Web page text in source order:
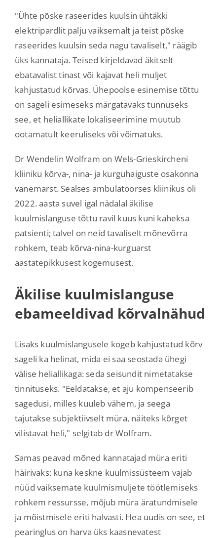
"Ühte põske raseerides kuulsin ühtäkki
elektripardlit palju vaiksemalt ja teist põske
raseerides kuulsin seda nagu tavaliselt," räägib
üks kannataja. Teised kirjeldavad äkitselt
ebatavalist tinast või kajavat heli muljet
kahjustatud kõrvas. Ühepoolse esinemise tõttu
on sageli esimeseks märgatavaks tunnuseks
see, et heliallikate lokaliseerimine muutub
ootamatult keeruliseks või võimatuks.
Dr Wendelin Wolfram on Wels-Grieskircheni
kliiniku kõrva-, nina- ja kurguhaiguste osakonna
vanemarst. Sealses ambulatoorses kliinikus oli
2022. aasta suvel igal nädalal äkilise
kuulmislanguse tõttu ravil kuus kuni kaheksa
patsienti; talvel on neid tavaliselt mõnevõrra
rohkem, teab kõrva-nina-kurguarst
aastatepikkusest kogemusest.
Äkilise kuulmislanguse
ebameeldivad kõrvalnähud
Lisaks kuulmislangusele kogeb kahjustatud kõrv
sageli ka helinat, mida ei saa seostada ühegi
välise heliallikaga: seda seisundit nimetatakse
tinnituseks. "Eeldatakse, et aju kompenseerib
sagedusi, milles kuuleb vähem, ja seega
tajutakse subjektiivselt müra, näiteks kõrget
vilistavat heli," selgitab dr Wolfram.
Samas peavad mõned kannatajad müra eriti
häirivaks: kuna keskne kuulmissüsteem vajab
nüüd vaiksemate kuulmismuljete töötlemiseks
rohkem ressursse, mõjub müra äratundmisele
ja mõistmisele eriti halvasti. Hea uudis on see, et
pearinglus on harva üks kaasnevatest